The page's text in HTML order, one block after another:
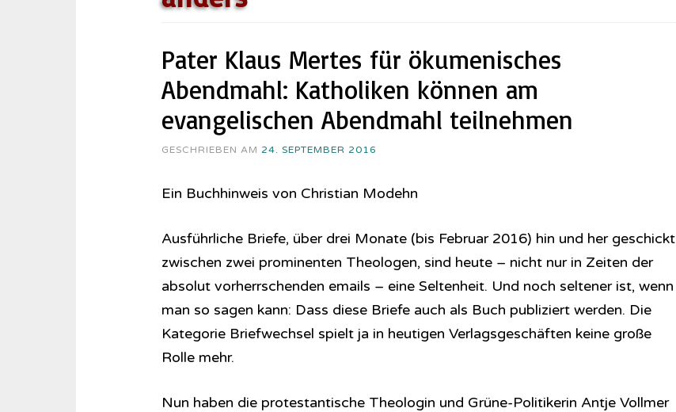
Pater Klaus Mertes für ökumenisches
Abendmahl: Katholiken können am
evangelischen Abendmahl teilnehmen
GESCHRIEBEN AM 24. SEPTEMBER 2016
Ein Buchhinweis von Christian Modehn
Ausführliche Briefe, über drei Monate (bis Februar 2016) hin und her geschickt
zwischen zwei prominenten Theologen, sind heute – nicht nur in Zeiten der
absolut vorherrschenden emails – eine Seltenheit. Und noch seltener ist, wenn
man so sagen kann: Dass diese Briefe auch als Buch publiziert werden. Die
Kategorie Briefwechsel spielt ja in heutigen Verlagsgeschäften keine große
Rolle mehr.
Nun haben die protestantische Theologin und Grüne-Politikerin Antje Vollmer